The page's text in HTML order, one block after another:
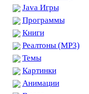
Java Игры
Программы
Книги
Реалтоны (MP3)
Темы
Картинки
Анимации